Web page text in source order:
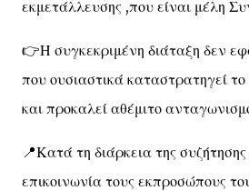
εκμετάλλευσης ,που είναι μέλη
👉Η συγκεκριμένη διάταξη δεν
που ουσιαστικά καταστρατηγεί
και προκαλεί αθέμιτο
📍Κατά τη διάρκεια της
επικοινωνία τους εκπροσώπους